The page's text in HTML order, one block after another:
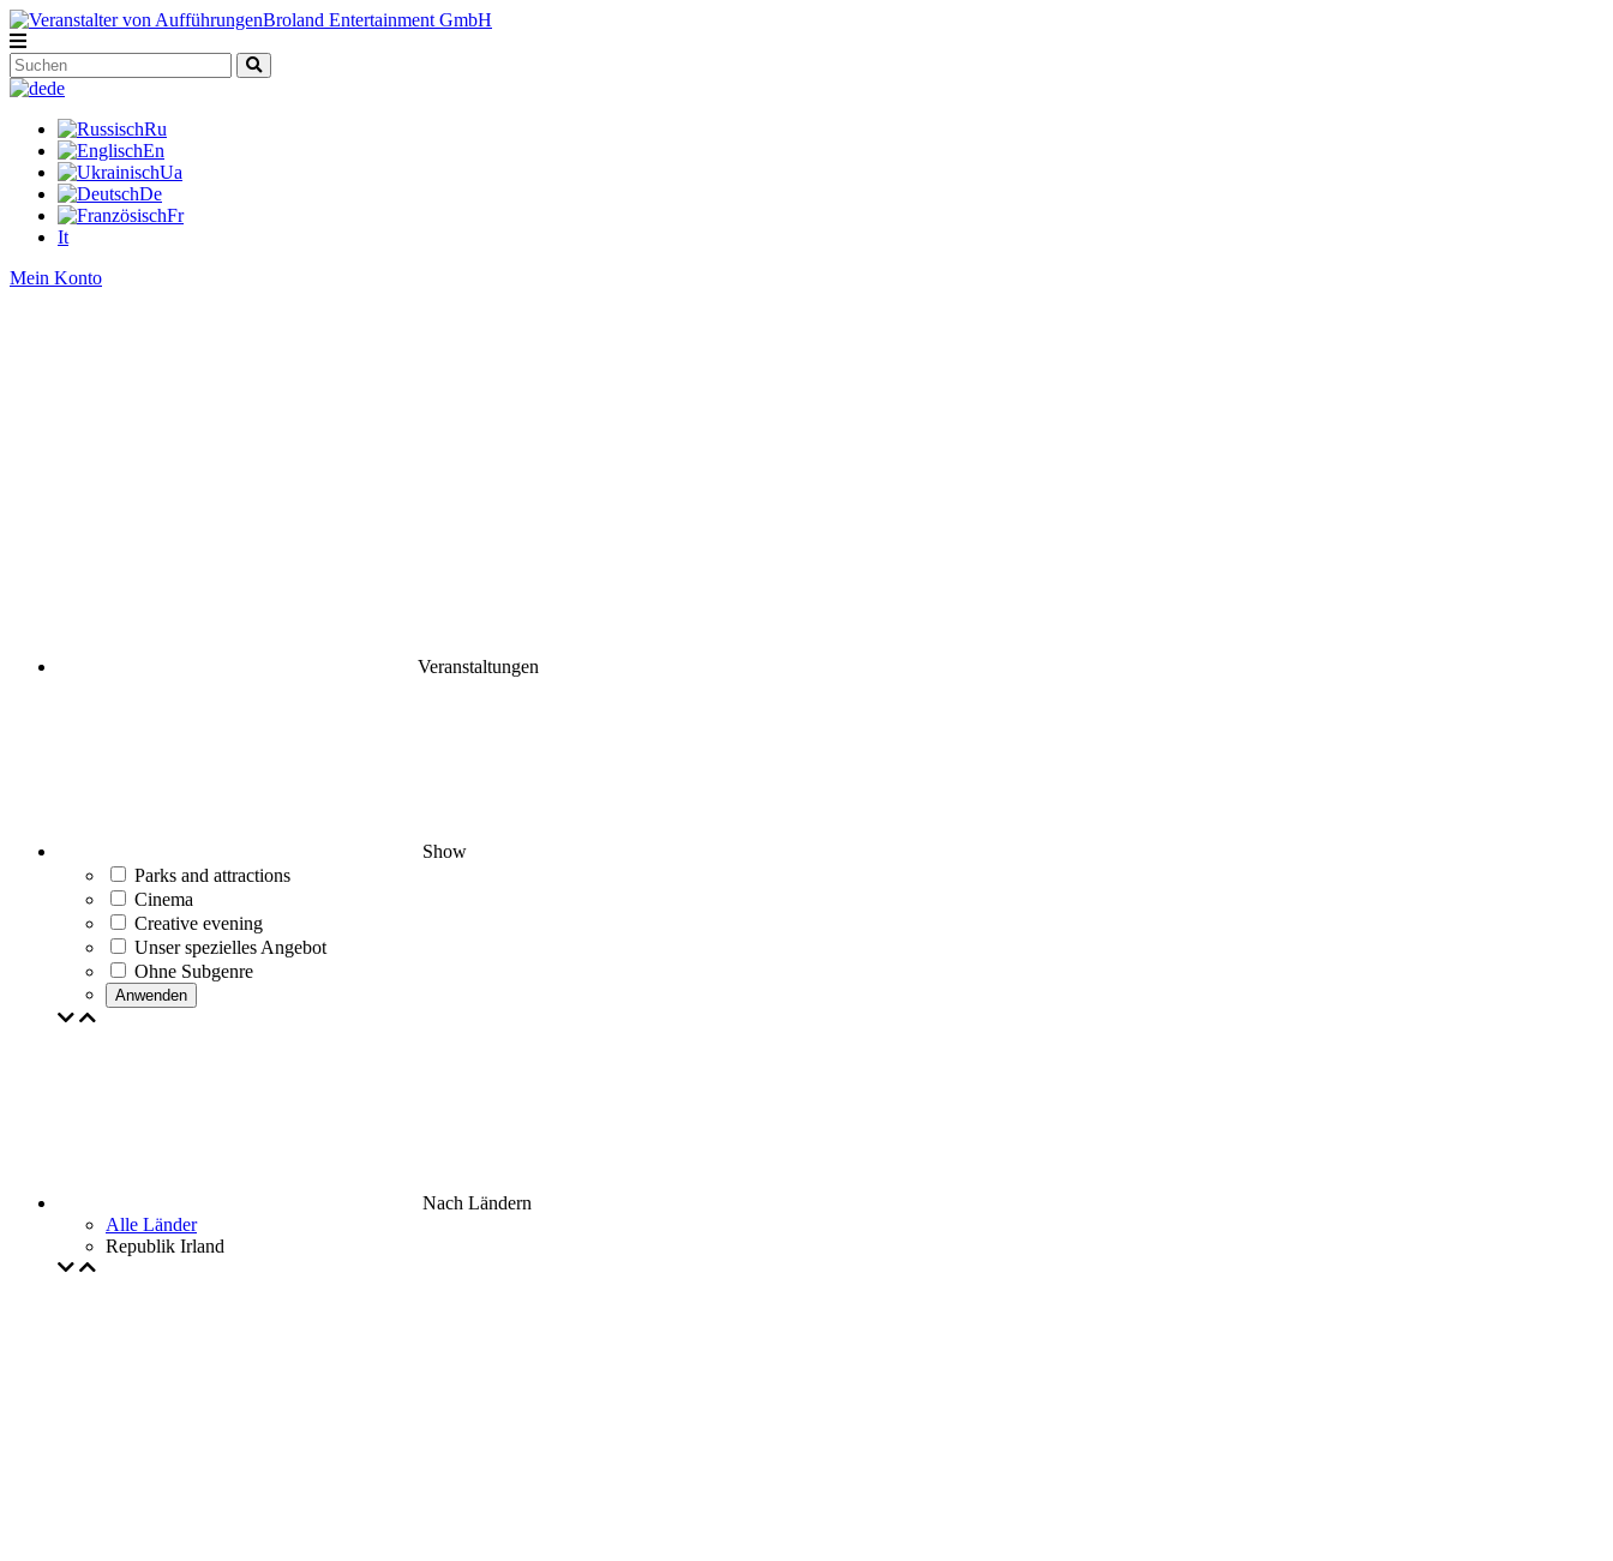
de
Ru
En
Ua
De
Fr
It
Mein Konto
Veranstaltungen
Show
Parks and attractions
Cinema
Creative evening
Unser spezielles Angebot
Ohne Subgenre
Anwenden
Nach Ländern
Alle Länder
Republik Irland